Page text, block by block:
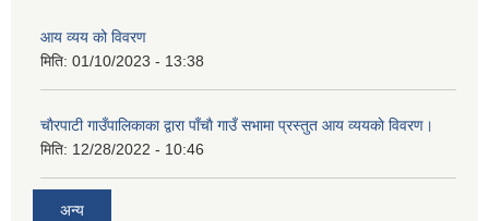
आय व्यय को विवरण
मिति: 01/10/2023 - 13:38
चाैरपाटी गाउँपालिकाका द्वारा पाँचाै गाउँ सभामा प्रस्तुत आय व्ययकाे विवरण।
मिति: 12/28/2022 - 10:46
अन्य